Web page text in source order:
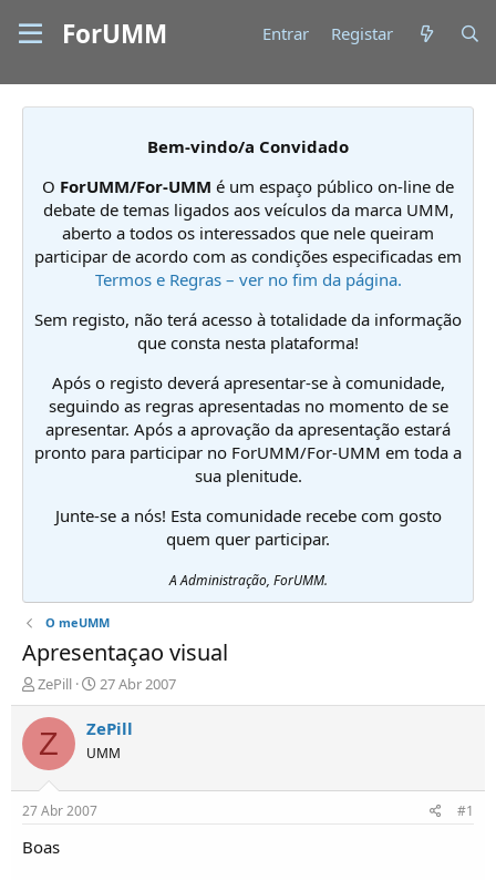
ForUMM Entrar Registar
Bem-vindo/a Convidado
O ForUMM/For-UMM é um espaço público on-line de
debate de temas ligados aos veículos da marca UMM,
aberto a todos os interessados que nele queiram
participar de acordo com as condições especificadas em
Termos e Regras – ver no fim da página.
Sem registo, não terá acesso à totalidade da informação
que consta nesta plataforma!
Após o registo deverá apresentar-se à comunidade,
seguindo as regras apresentadas no momento de se
apresentar. Após a aprovação da apresentação estará
pronto para participar no ForUMM/For-UMM em toda a
sua plenitude.
Junte-se a nós! Esta comunidade recebe com gosto
quem quer participar.
A Administração, ForUMM.
O meUMM
Apresentaçao visual
I
n
i
i
d
o
r
ZePill
D
a
t
d
27 Abr 2007
Z ZePill
UMM
27 Abr 2007 #1
Boas